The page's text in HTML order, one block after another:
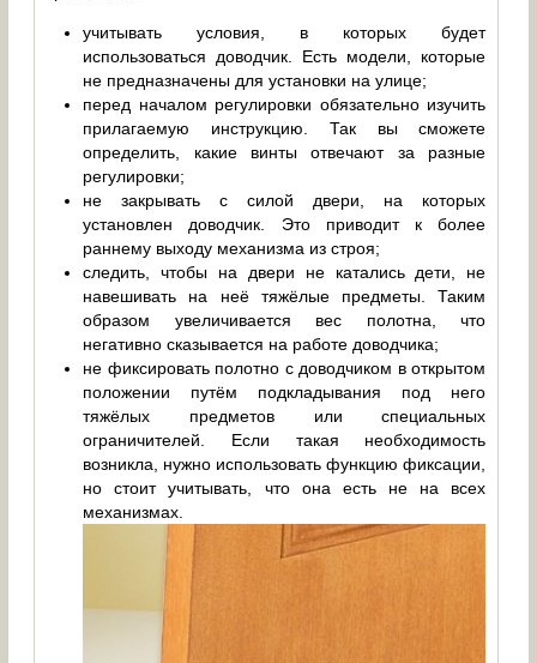
учитывать условия, в которых будет
использоваться доводчик. Есть модели, которые
не предназначены для установки на улице;
перед началом регулировки обязательно изучить
прилагаемую инструкцию. Так вы сможете
определить, какие винты отвечают за разные
регулировки;
не закрывать с силой двери, на которых
установлен доводчик. Это приводит к более
раннему выходу механизма из строя;
следить, чтобы на двери не катались дети, не
навешивать на неё тяжёлые предметы. Таким
образом увеличивается вес полотна, что
негативно сказывается на работе доводчика;
не фиксировать полотно с доводчиком в открытом
положении путём подкладывания под него
тяжёлых предметов или специальных
ограничителей. Если такая необходимость
возникла, нужно использовать функцию фиксации,
но стоит учитывать, что она есть не на всех
механизмах.